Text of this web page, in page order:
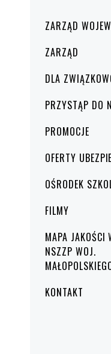
główneZARZĄD
ZARZĄD
DLA
PRZYSTĄP DO
PROMOCJE
OFERTY
OŚRODEK
FILMY
MAPA JAKOŚCI
NSZZP WOJ.
KONTAKT